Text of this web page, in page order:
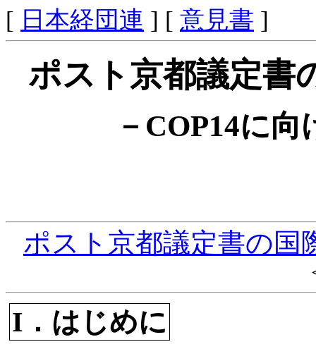
[ 日本経団連 ] [ 意見書 ]
ポスト京都議定書
－COP14に
ポスト京都議定書の国
I．はじめに